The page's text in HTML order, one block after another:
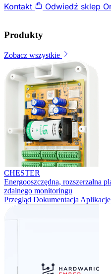
Kontakt
Odwiedź sklep
Produkty
Zobacz wszystkie
CHESTER
Energooszczędna, rozszerzalna
zdalnego monitoringu
Przegląd Dokumentacja Aplikacje